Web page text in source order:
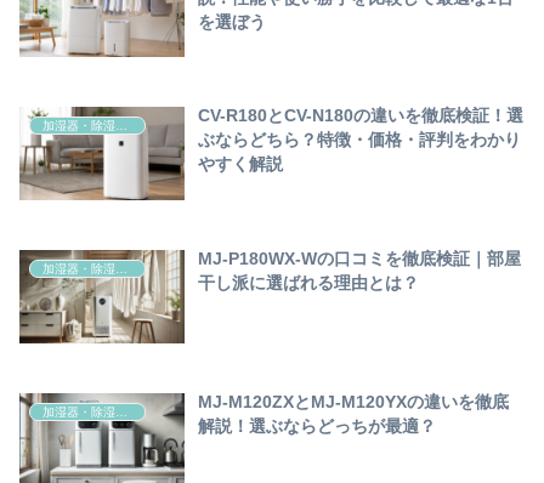
を選ぼう
加湿器・除湿器（衣類乾燥機）空気清浄機
CV-R180とCV-N180の違いを徹底検証！選
ぶならどちら？特徴・価格・評判をわかり
やすく解説
MJ-P180WX-Wの口コミを徹底検証｜部屋
干し派に選ばれる理由とは？
MJ-M120ZXとMJ-M120YXの違いを徹底
解説！選ぶならどっちが最適？